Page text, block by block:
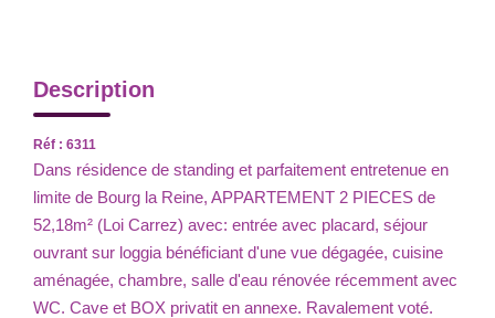
Description
Réf : 6311
Dans résidence de standing et parfaitement entretenue en
limite de Bourg la Reine, APPARTEMENT 2 PIECES de
52,18m² (Loi Carrez) avec: entrée avec placard, séjour
ouvrant sur loggia bénéficiant d'une vue dégagée, cuisine
aménagée, chambre, salle d'eau rénovée récemment avec
WC. Cave et BOX privatit en annexe. Ravalement voté.